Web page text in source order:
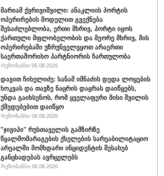
მარიამ ქვრივიშვილი: ანაკლიის პორტის
ოპერირების მოდელით გვექნება
შესაძლებლობა, ერთი მხრივ, პორტი იყოს
ქართული მფლობელობის და მეორე მხრივ, მის
ოპერირებაში უზრუნველვყოთ არაერთი
საერთაშორისო პარტნიორის ჩართულობა
რეზონანსი 06.08.2026
დავით ჩიხელიძე: სანამ იმნაძის დედა ლოყების
ხოკვას და თავზე ნაცრის დაყრას დაიწყებს,
უნდა გაიხსენოს, რომ ყველაფერი მისი შვილის
ქმედებებით დაიწყო
რეზონანსი 06.08.2026
"ჯივიპი" რუსთაველის გამზირზე
წყალმომარაგების ქსელების სარეაბილიტაციო
არეალში მომხდარი ინციდენტის შესახებ
განცხადებას ავრცელებს
რეზონანსი 06.08.2026